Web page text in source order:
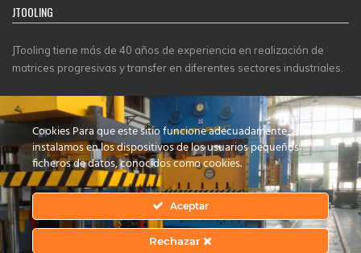
JTOOLING
JTooling tiene más de 40 años de experiencia en realización de
matrices progresivas y transfer en diferentes sectores industriales.
CERTIFICADOS
Cookies Para que este sitio funcione adecuadamente, a veces
instalamos en los dispositivos de los usuarios pequeños
ficheros de datos, conocidos como cookies.
Aceptar
Rechazar